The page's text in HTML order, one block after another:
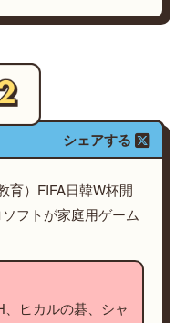
シェアする
育）FIFA日韓W杯開
フトが家庭用ゲーム
ヒカルの碁、シャ